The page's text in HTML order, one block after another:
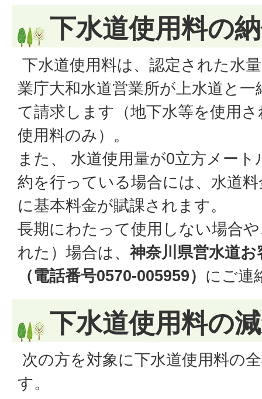
下水道使用料の
下水道使用料は、認定された水
業庁大和水道営業所が上水道と
て請求します（地下水等を使用
使用料のみ）。
また、 水道使用量が0立方メー
約を行っている場合には、水道
に基本料金が賦課されます。
長期にわたって使用しない場合
れた）場合は、神奈川県営水道
（電話番号0570‐005959） にご連
下水道使用料の
次の方を対象に下水道使用料の
す。